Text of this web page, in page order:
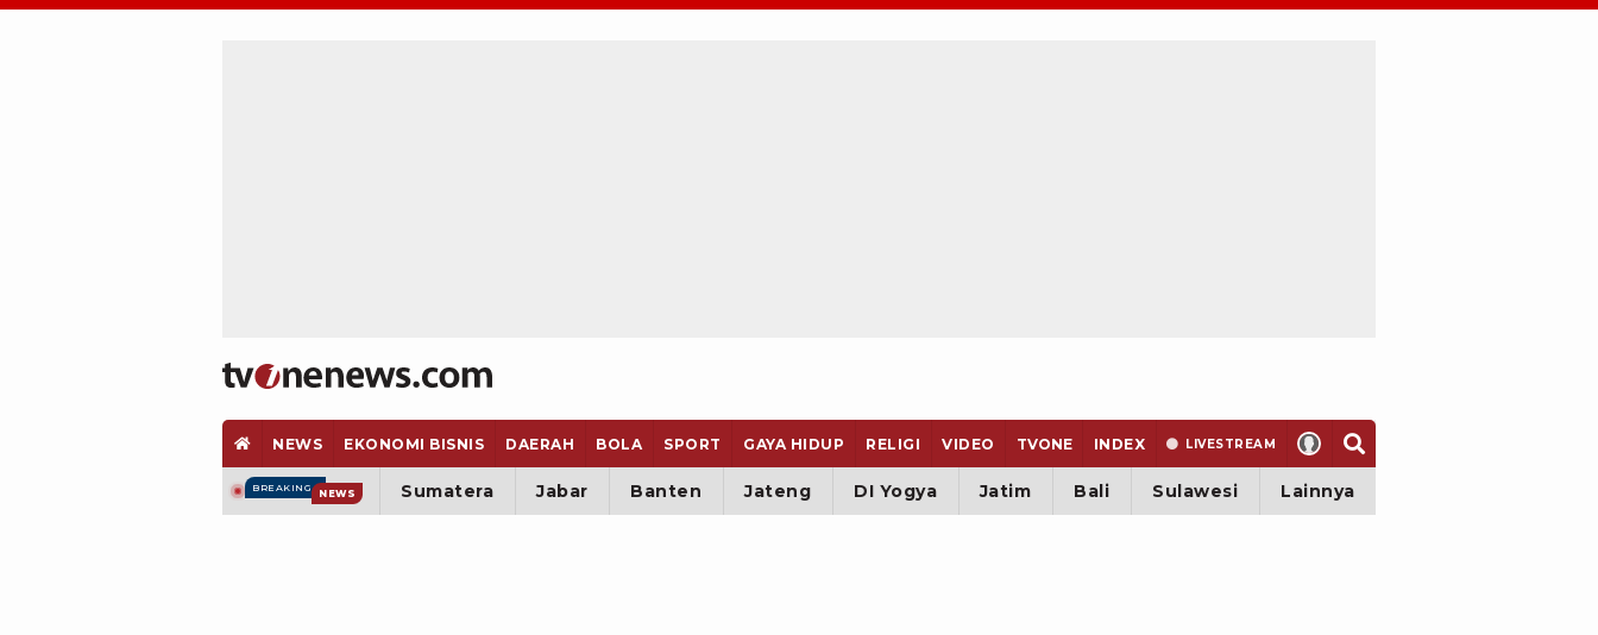
NEWS EKONOMI BISNIS DAERAH BOLA SPORT GAYA HIDUP RELIGI VIDEO TVONE INDEX LIVESTREAM
BREAKING NEWS Sumatera Jabar Banten Jateng DI Yogya Jatim Bali Sulawesi Lainnya